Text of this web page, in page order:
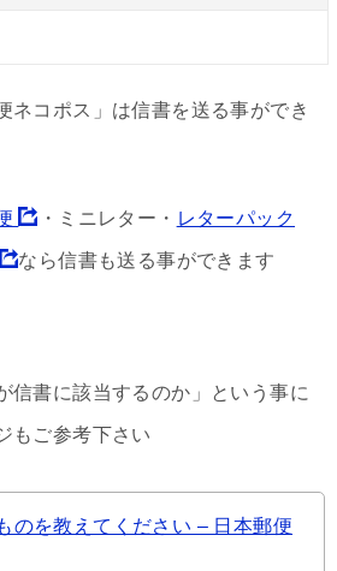
ネコポス」は信書を送る事ができ
・ミニレター・ レターパック
なら信書も送る事ができます
信書に該当するのか」という事に
もご参考下さい
のを教えてください – 日本郵便